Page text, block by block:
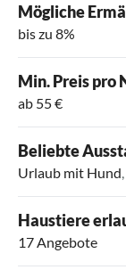
Mögliche
bis zu 8%
Min. Preis pro
ab 55 €
Beliebte
Urlaub mit Hund
Haustiere
17 Angebote